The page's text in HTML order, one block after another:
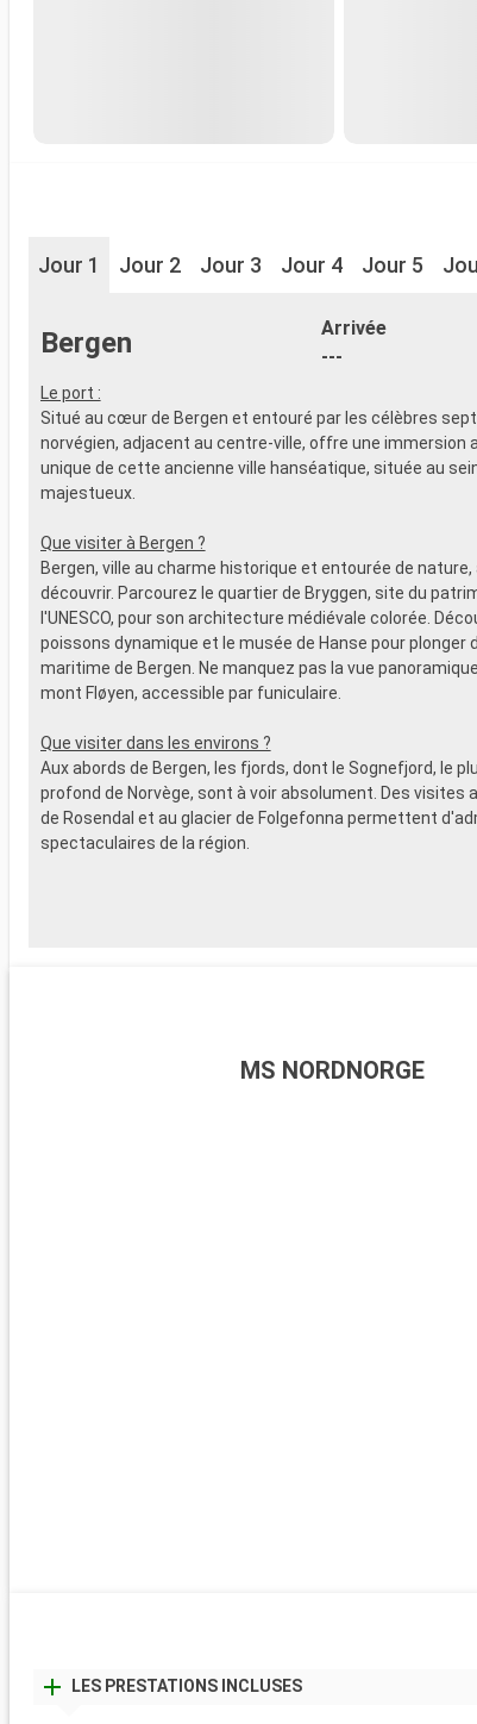
Jour 1 Jour 2 Jour 3 Jour 4 Jour 5
Bergen
Arrivée
---
Le port :
Situé au cœur de Bergen et entouré par les célèbres
norvégien, adjacent au centre-ville, offre une immersion
unique de cette ancienne ville hanséatique, située au
majestueux.
Que visiter à Bergen ?
Bergen, ville au charme historique et entourée de nature,
découvrir. Parcourez le quartier de Bryggen, site du
l'UNESCO, pour son architecture médiévale colorée.
poissons dynamique et le musée de Hanse pour plonger
maritime de Bergen. Ne manquez pas la vue
mont Fløyen, accessible par funiculaire.
Que visiter dans les environs ?
Aux abords de Bergen, les fjords, dont le Sognefjord, le
profond de Norvège, sont à voir absolument. Des visites
de Rosendal et au glacier de Folgefonna permettent
spectaculaires de la région.
MS NORDNORGE
LES PRESTATIONS INCLUSES